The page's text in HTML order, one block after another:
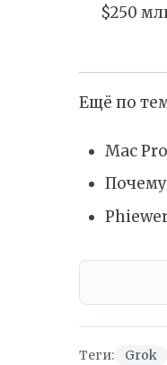
$250
Ещё по
Mac
Почему
Теги: Grok